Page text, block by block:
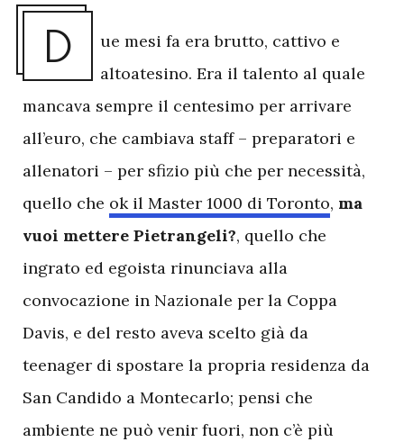
D
ue mesi fa era brutto, cattivo e
altoatesino. Era il talento al quale
mancava sempre il centesimo per arrivare
all’euro, che cambiava staff – preparatori e
allenatori – per sfizio più che per necessità,
quello che ok il Master 1000 di Toronto, ma
vuoi mettere Pietrangeli?, quello che
ingrato ed egoista rinunciava alla
convocazione in Nazionale per la Coppa
Davis, e del resto aveva scelto già da
teenager di spostare la propria residenza da
San Candido a Montecarlo; pensi che
ambiente ne può venir fuori, non c’è più